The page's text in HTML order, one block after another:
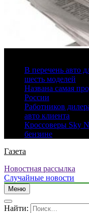
В перечень авто
шесть моделей
Названа самая
России
Работников
авто клиента
Кроссоверы Sky
бензине
Газета
Новостная рассылка
Случайные новости
Меню
Найти: